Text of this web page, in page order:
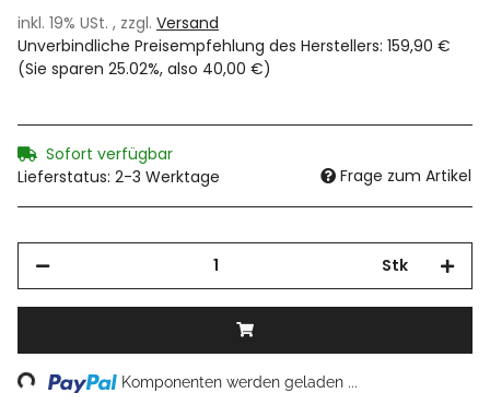
inkl. 19% USt. , zzgl. Versand
Unverbindliche Preisempfehlung des Herstellers: 159,90 €
(Sie sparen 25.02%, also 40,00 €)
Sofort verfügbar
Lieferstatus: 2-3 Werktage
Frage zum Artikel
Stk
Loading... Komponenten werden geladen ...